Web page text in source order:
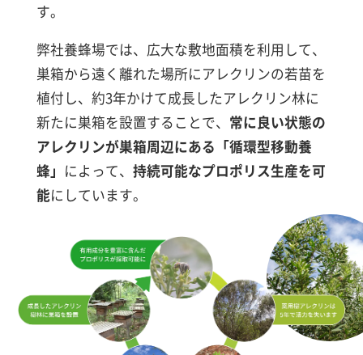
す。
弊社養蜂場では、広大な敷地面積を利用して、
巣箱から遠く離れた場所にアレクリンの若苗を
植付し、約3年かけて成長したアレクリン林に
新たに巣箱を設置することで、 常に良い状態の
アレクリンが巣箱周辺にある「循環型移動養
蜂」 によって、 持続可能なプロポリス生産を可
能にしています。